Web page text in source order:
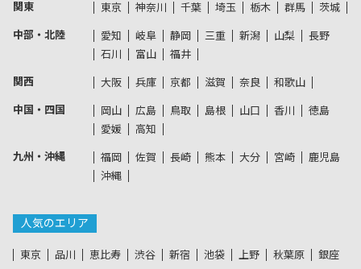
関東 東京 神奈川 千葉 埼玉 栃木 群馬 茨城
中部・北陸 愛知 岐阜 静岡 三重 新潟 山梨
長野
石川
富山 福井
関西 大阪 兵庫 京都 滋賀 奈良 和歌山
中国・四国 岡山 広島 鳥取 島根 山口 香川
徳島
愛媛
高知
九州・沖縄 福岡 佐賀 長崎 熊本 大分 宮崎
鹿児島
沖縄
人気のエリア
東京 品川 恵比寿 渋谷 新宿 池袋 上野 秋葉原 銀座